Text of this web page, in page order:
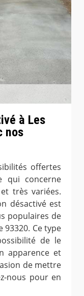
à Les
nos
offertes
qui concerne
très variées.
désactivé est
populaires de
Ce type
de le
apparence et
de mettre
nous pour en